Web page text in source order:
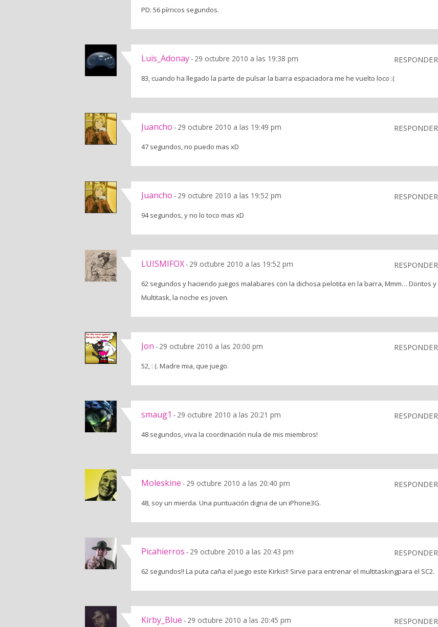
PD: 56 pírricos segundos.
Luis_Adonay- 29 octubre 2010 a las 19:38 pm RESPONDER
83, cuando ha llegado la parte de pulsar la barra espaciadora me he vuelto loco :(
Juancho - 29 octubre 2010 a las 19:49 pm RESPONDER
47 segundos, no puedo mas xD
Juancho - 29 octubre 2010 a las 19:52 pm RESPONDER
94 segundos, y no lo toco mas xD
LUISMIFOX- 29 octubre 2010 a las 19:52 pm RESPONDER
62 segundos y haciendo juegos malabares con la dichosa pelotita en la barra, Mmm… Doritos y
Multitask, la noche es joven.
Jon - 29 octubre 2010 a las 20:00 pm RESPONDER
52, : (. Madre mia, que juego.
smaug1 - 29 octubre 2010 a las 20:21 pm RESPONDER
48 segundos, viva la coordinación nula de mis miembros!
Moleskine - 29 octubre 2010 a las 20:40 pm RESPONDER
48, soy un mierda. Una puntuación digna de un iPhone3G.
Picahierros - 29 octubre 2010 a las 20:43 pm RESPONDER
62 segundos!! La puta caña el juego este Kirkis!! Sirve para entrenar el multitaskingpara el SC2.
Kirby_Blue - 29 octubre 2010 a las 20:45 pm RESPONDER